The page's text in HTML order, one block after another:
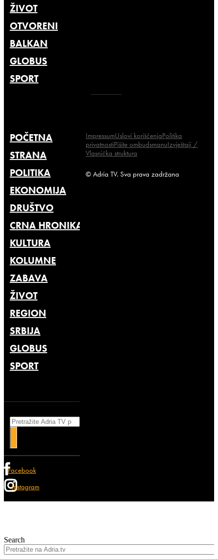
ŽIVOT
OTVORENI
BALKAN
GLOBUS
SPORT
POČETNA
STRANA
POLITIKA
EKONOMIJA
DRUŠTVO
CRNA HRONIKA
KULTURA
KOLUMNE
ZABAVA
ŽIVOT
REGION
SRBIJA
GLOBUS
SPORT
Facebook
Instagram
ImpressumUslovi korišćenjaPolitika
privatnostiPišite ombudsmanuIzvještaji /
Vlasnička struktura
© Adria TV. Sva prava zadržana
Search